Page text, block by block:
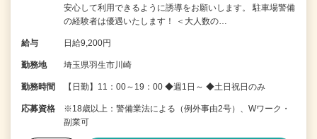
安心して利用できるように誘導をお願いします。 駐車場警備
の経験者は優遇いたします！ ＜大人数の…
給与 日給9,200円
勤務地 埼玉県羽生市川崎
勤務時間 【日勤】11：00～19：00 ◆週1日～ ◆土日祝日のみ
応募資格
※18歳以上：警備業法による（例外事由2号）、Wワーク・
副業可